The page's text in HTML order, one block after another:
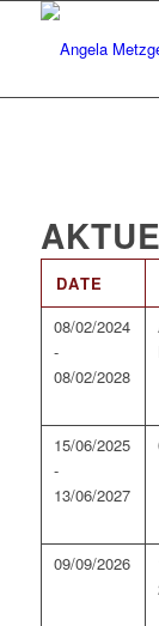
DATE
08/02/2024
-
08/02/2028
15/06/2025
-
13/06/2027
09/09/2026